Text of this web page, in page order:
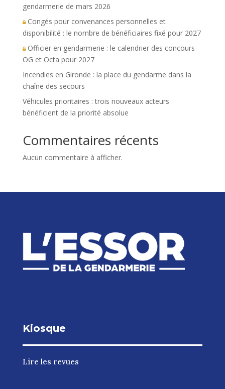
gendarmerie de mars 2026
Congés pour convenances personnelles et
disponibilité : le nombre de bénéficiaires fixé pour 2027
Officier en gendarmerie : le calendrier des concours
OG et Octa pour 2027
Incendies en Gironde : la place du gendarme dans la
chaîne des secours
Véhicules prioritaires : trois nouveaux acteurs
bénéficient de la priorité absolue
Commentaires récents
Aucun commentaire à afficher.
Kiosque
Lire les revues